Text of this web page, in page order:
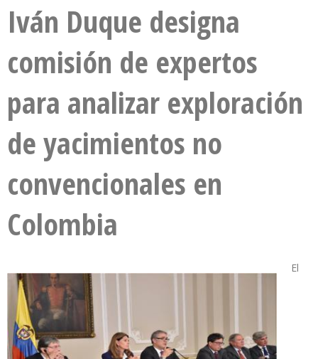
Iván Duque designa
comisión de expertos
para analizar exploración
de yacimientos no
convencionales en
Colombia
El